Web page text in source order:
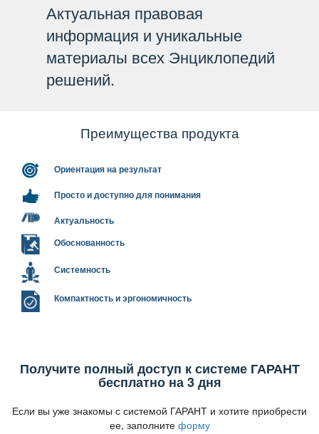
Актуальная правовая
информация и уникальные
материалы всех Энциклопедий
решений.
Преимущества продукта
Ориентация на результат
Просто и доступно для понимания
Актуальность
Обоснованность
Системность
Компактность и эргономичность
Получите полный доступ к системе ГАРАНТ
есплатно на 3 дня
Если вы уже знакомы с системой ГАРАНТ и хотите приобрести
ее, заполните форму